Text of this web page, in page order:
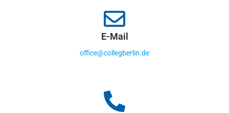
E-Mail
office@collegberlin.de